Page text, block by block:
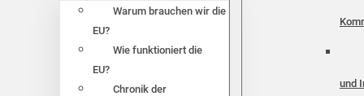
Warum brauchen wir die
EU?
Wie funktioniert die
EU?
Chronik der
und